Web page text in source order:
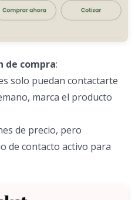
de compra:
solo puedan contactarte
marca el producto
de precio, pero
de contacto activo para